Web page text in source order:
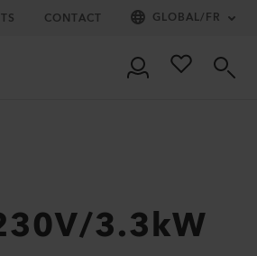
CONTACT GLOBAL/FR
3.3kW